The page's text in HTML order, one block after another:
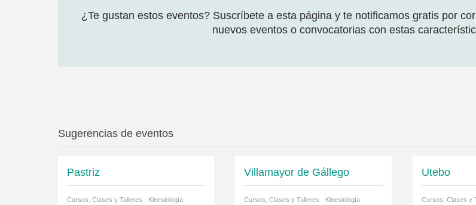
¿Te gustan estos eventos? Suscríbete a esta página y te notificamos gratis por
nuevos eventos o convocatorias con estas
Sugerencias de eventos
Pastriz
Cursos, Clases y Talleres · Kinesiología
Villamayor de Gállego
Cursos, Clases y Talleres · Kinesiología
Utebo
Cursos, Clases y